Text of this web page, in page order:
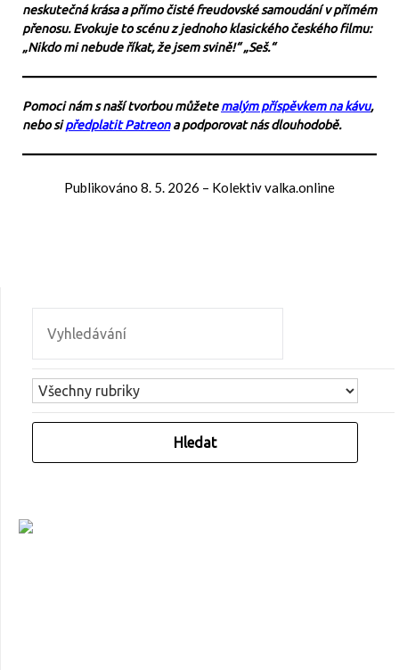
neskutečná krása a přímo čisté freudovské samoudání v přímém
přenosu. Evokuje to scénu z jednoho klasického českého filmu:
„Nikdo mi nebude říkat, že jsem svině!“ „Seš.“
Pomoci nám s naší tvorbou můžetemalým příspěvkem na kávu,
nebo sipředplatit Patreona podporovat nás dlouhodobě.
Publikováno 8. 5. 2026 – Kolektiv valka.online